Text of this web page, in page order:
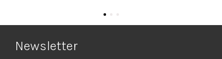
Newsletter